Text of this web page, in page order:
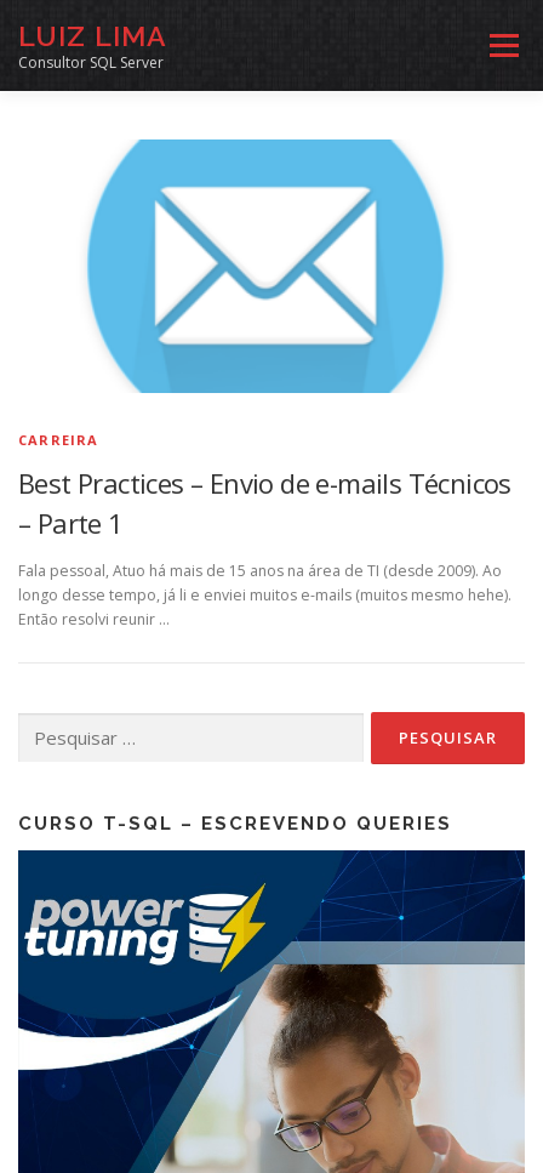
LUIZ LIMA
Consultor SQL Server
Menu
MENTORIA SQL CURSOS EXERCÍCIOS SQL
INÍCIO ARQUIVO LINKS COMUNIDADE
SOBRE CONTATO
CARREIRA
Best Practices – Envio de e-mails Técnicos
– Parte 1
Fala pessoal, Atuo há mais de 15 anos na área de TI (desde 2009). Ao
longo desse tempo, já li e enviei muitos e-mails (muitos mesmo hehe).
Então resolvi reunir …
por:
CURSO T-SQL – ESCREVENDO QUERIES